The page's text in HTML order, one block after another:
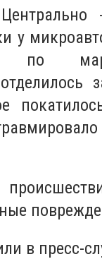
у
по
в пресс-